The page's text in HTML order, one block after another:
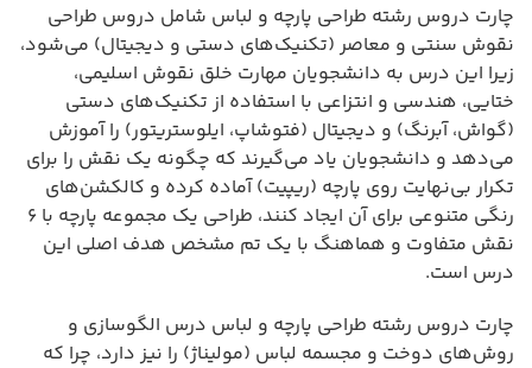
چارت دروس رشته طراحی پارچه و لباس شامل دروس طراحی
نقوش سنتی و معاصر (تکنیک‌های دستی و دیجیتال) می‌شود،
زیرا این درس به دانشجویان مهارت خلق نقوش اسلیمی،
ختایی، هندسی و انتزاعی با استفاده از تکنیک‌های دستی
(گواش، آبرنگ) و دیجیتال (فتوشاپ، ایلوستریتور) را آموزش
می‌دهد و دانشجویان یاد می‌گیرند که چگونه یک نقش را برای
تکرار بی‌نهایت روی پارچه (ریپیت) آماده کرده و کالکشن‌های
رنگی متنوعی برای آن ایجاد کنند، طراحی یک مجموعه پارچه با ۶
نقش متفاوت و هماهنگ با یک تم مشخص هدف اصلی این
درس است.
چارت دروس رشته طراحی پارچه و لباس درس الگوسازی و
روش‌های دوخت و مجسمه لباس (مولیناژ) را نیز دارد، چرا که